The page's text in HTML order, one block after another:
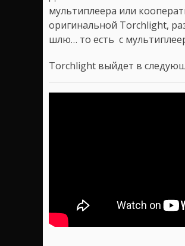
мультиплеера или
оригинальной Torchlight,
шлю… то есть с
Torchlight выйдет в